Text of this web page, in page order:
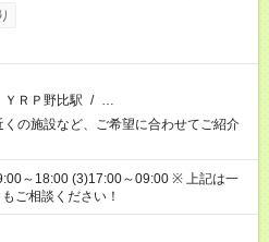
給1500円×8h）
ＹＲＰ野比駅 / …
の施設など、ご希望に合わせてご紹介
(3)17:00～09:00 ※ 上記は一
ご相談ください！